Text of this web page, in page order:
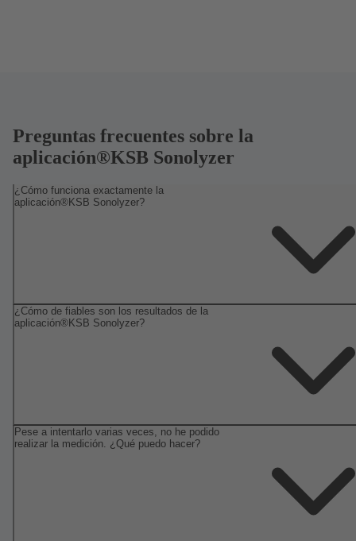
Preguntas frecuentes sobre la
aplicación®KSB Sonolyzer
¿Cómo funciona exactamente la
aplicación®KSB Sonolyzer?
¿Cómo de fiables son los resultados de la
aplicación®KSB Sonolyzer?
Pese a intentarlo varias veces, no he podido
realizar la medición. ¿Qué puedo hacer?